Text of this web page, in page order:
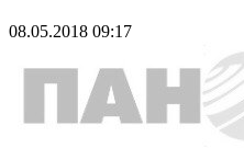
08.05.2018 09:17